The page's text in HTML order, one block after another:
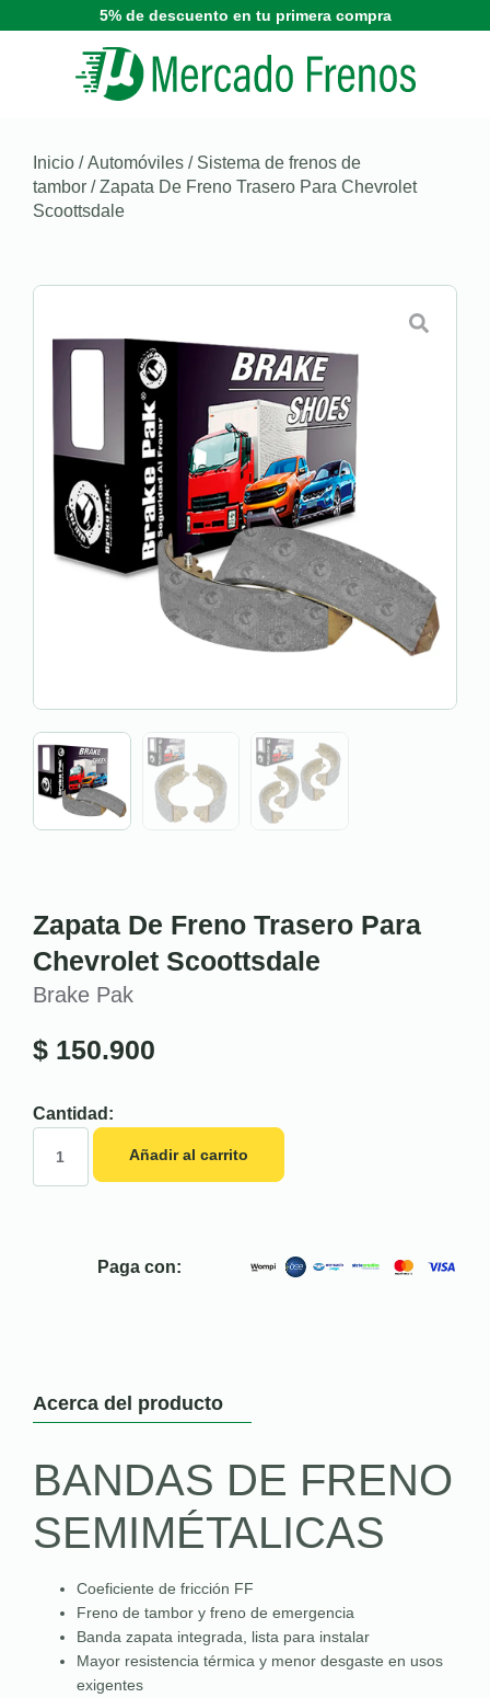
5% de descuento en tu primera compra
Inicio /Automóviles / Sistema de frenos de
tambor / Zapata De Freno Trasero Para Chevrolet
Scoottsdale
Zapata De Freno Trasero Para
Chevrolet Scoottsdale
Brake Pak
$ 150.900
Cantidad:
Añadir al carrito
Paga con:
Acerca del producto
BANDAS DE FRENO
SEMIMÉTALICAS
Coeficiente de fricción FF
Freno de tambor y freno de emergencia
Banda zapata integrada, lista para instalar
Mayor resistencia térmica y menor desgaste en usos
exigentes